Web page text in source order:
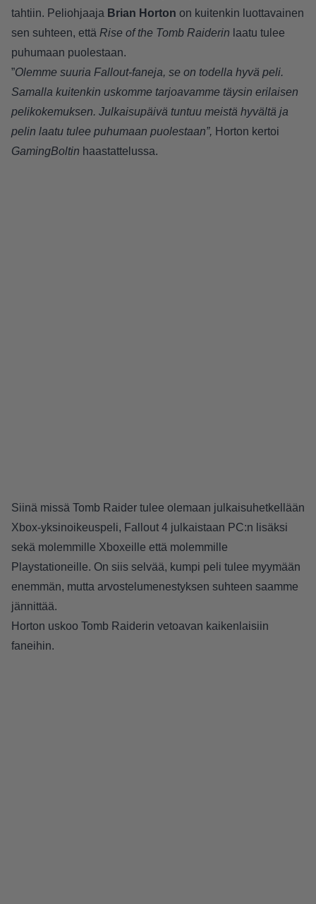
tahtiin. Peliohjaaja Brian Horton on kuitenkin luottavainen
sen suhteen, että Rise of the Tomb Raiderin laatu tulee
puhumaan puolestaan.
”Olemme suuria Fallout-faneja, se on todella hyvä peli.
Samalla kuitenkin uskomme tarjoavamme täysin erilaisen
pelikokemuksen. Julkaisupäivä tuntuu meistä hyvältä ja
pelin laatu tulee puhumaan puolestaan”, Horton kertoi
GamingBoltin haastattelussa.
Siinä missä Tomb Raider tulee olemaan julkaisuhetkellään
Xbox-yksinoikeuspeli, Fallout 4 julkaistaan PC:n lisäksi
sekä molemmille Xboxeille että molemmille
Playstationeille. On siis selvää, kumpi peli tulee myymään
enemmän, mutta arvostelumenestyksen suhteen saamme
jännittää.
Horton uskoo Tomb Raiderin vetoavan kaikenlaisiin
faneihin.